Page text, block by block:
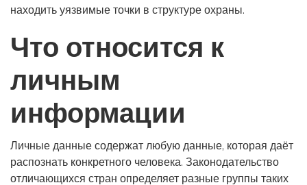
находить уязвимые точки в структуре охраны.
Что относится к
личным
информации
Личные данные содержат любую данные, которая даёт
распознать конкретного человека. Законодательство
отличающихся стран определяет разные группы таких